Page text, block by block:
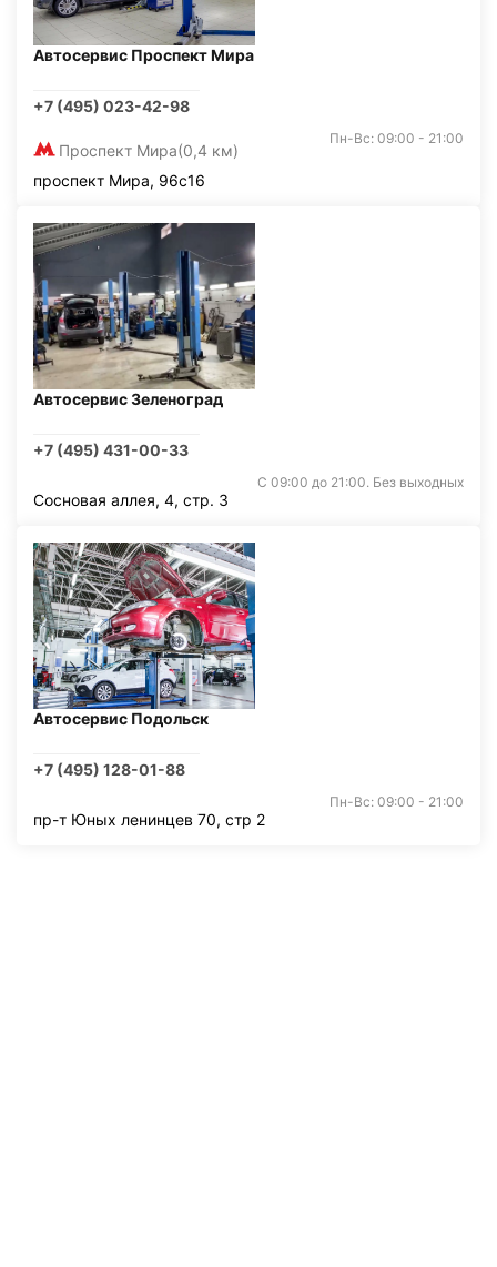
Автосервис Проспект Мира
+7 (495) 023-42-98
Проспект Мира(0,4 км)
Пн-Вс: 09:00 - 21:00
проспект Мира, 96с16
Автосервис Зеленоград
+7 (495) 431-00-33
С 09:00 до 21:00. Без выходных
Сосновая аллея, 4, стр. 3
Автосервис Подольск
+7 (495) 128-01-88
Пн-Вс: 09:00 - 21:00
пр-т Юных ленинцев 70, стр 2